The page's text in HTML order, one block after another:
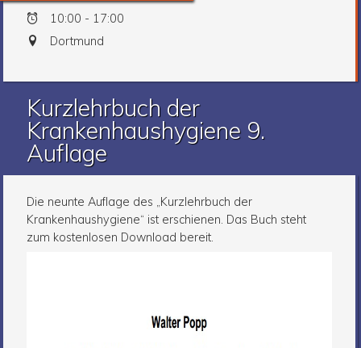
10:00 - 17:00
Dortmund
Kurzlehrbuch der
Krankenhaushygiene 9.
Auflage
Die neunte Auflage des „Kurzlehrbuch der
Krankenhaushygiene“ ist erschienen. Das Buch steht
zum kostenlosen Download bereit.